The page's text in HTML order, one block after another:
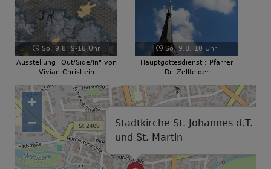
So, 9.8. 9-18 Uhr
Ausstellung "Out/Side/In" von
Vivian Christlein
So, 9.8. 10 Uhr
Hauptgottesdienst : Pfarrer
Dr. Zellfelder
Stadtkirche St. Johannes d.T.
und St. Martin
+
−